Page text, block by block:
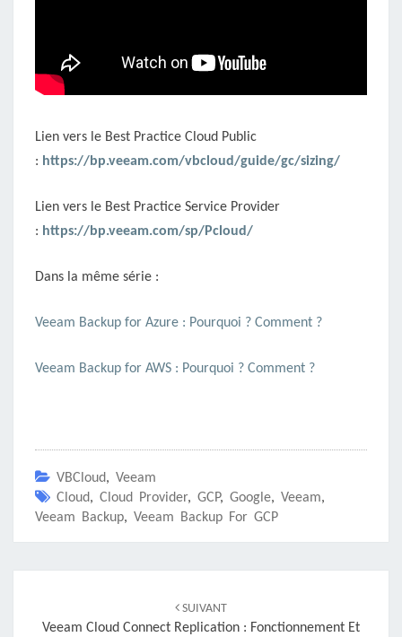
Lien vers le Best Practice Cloud Public
: https://bp.veeam.com/vbcloud/guide/gc/sizing/
Lien vers le Best Practice Service Provider
: https://bp.veeam.com/sp/Pcloud/
Dans la même série :
Veeam Backup for Azure : Pourquoi ? Comment ?
Veeam Backup for AWS : Pourquoi ? Comment ?
VBCloud, Veeam
Cloud, Cloud Provider, GCP, Google, Veeam,
Veeam Backup, Veeam Backup For GCP
SUIVANT
Veeam Cloud Connect Replication : Fonctionnement Et